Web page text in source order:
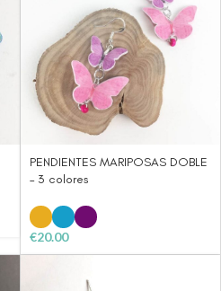
PENDIENTES MARIPOSAS DOBLE
– 3 colores
€20.00